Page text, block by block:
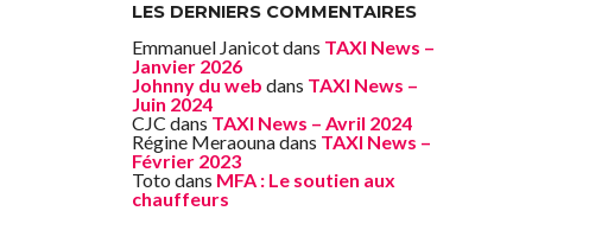
LES DERNIERS COMMENTAIRES
Emmanuel Janicotdans TAXI News –
Janvier 2026
Johnny du web dans TAXI News –
Juin 2024
CJC dans TAXI News – Avril 2024
Régine Meraounadans TAXI News –
Février 2023
Toto dans MFA : Le soutien aux
chauffeurs